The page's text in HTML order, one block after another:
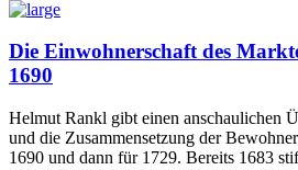
Die Einwohnerschaft des
1690
Helmut Rankl gibt einen anschaulichen
und die Zusammensetzung der
1690 und dann für 1729. Bereits 1683